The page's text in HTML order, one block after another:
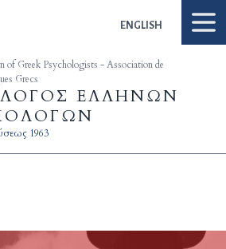
ENGLISH
of Greek Psychologists - Association de
Grecs
ΕΛΛΗΝΩΝ
1963